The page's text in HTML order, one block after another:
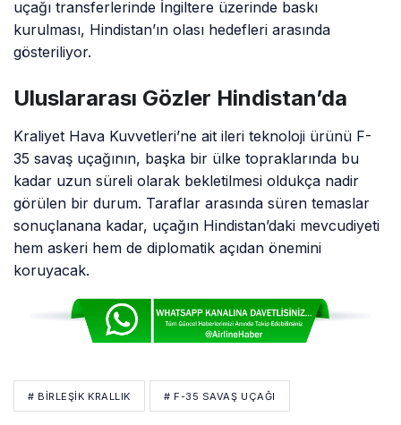
uçağı transferlerinde İngiltere üzerinde baskı
kurulması, Hindistan’ın olası hedefleri arasında
gösteriliyor.
Uluslararası Gözler Hindistan’da
Kraliyet Hava Kuvvetleri’ne ait ileri teknoloji ürünü F-
35 savaş uçağının, başka bir ülke topraklarında bu
kadar uzun süreli olarak bekletilmesi oldukça nadir
görülen bir durum. Taraflar arasında süren temaslar
sonuçlanana kadar, uçağın Hindistan’daki mevcudiyeti
hem askeri hem de diplomatik açıdan önemini
koruyacak.
# BIRLEŞIK KRALLIK # F-35 SAVAŞ UÇAĞI